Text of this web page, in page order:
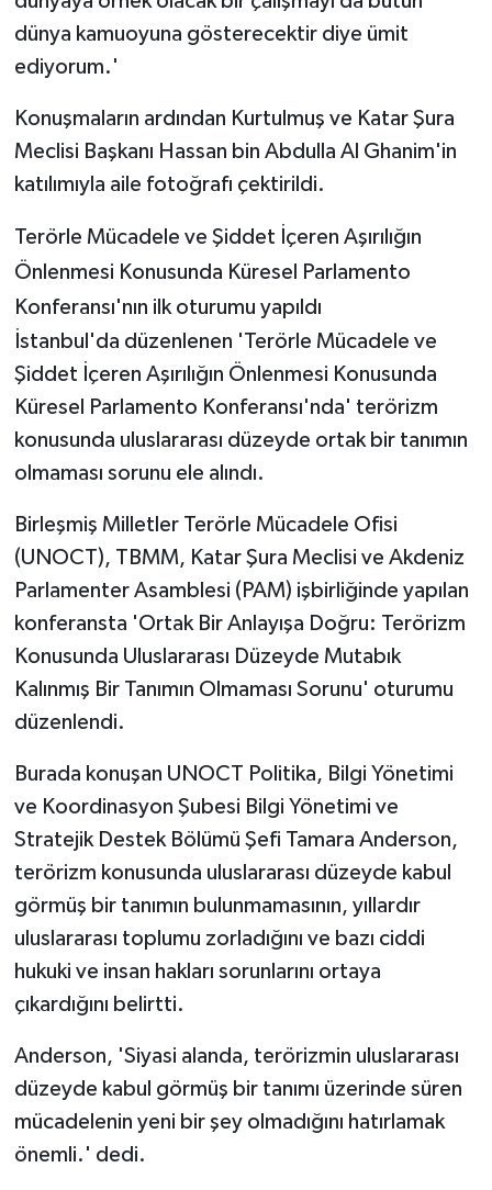
dünya kamuoyuna gösterecektir diye ümit
ediyorum.'
Konuşmaların ardından Kurtulmuş ve Katar Şura
Meclisi Başkanı Hassan bin Abdulla Al Ghanim'in
katılımıyla aile fotoğrafı çektirildi.
Terörle Mücadele ve Şiddet İçeren Aşırılığın
Önlenmesi Konusunda Küresel Parlamento
Konferansı'nın ilk oturumu yapıldı
İstanbul'da düzenlenen 'Terörle Mücadele ve
Şiddet İçeren Aşırılığın Önlenmesi Konusunda
Küresel Parlamento Konferansı'nda' terörizm
konusunda uluslararası düzeyde ortak bir tanımın
olmaması sorunu ele alındı.
Birleşmiş Milletler Terörle Mücadele Ofisi
(UNOCT), TBMM, Katar Şura Meclisi ve Akdeniz
Parlamenter Asamblesi (PAM) işbirliğinde yapılan
konferansta 'Ortak Bir Anlayışa Doğru: Terörizm
Konusunda Uluslararası Düzeyde Mutabık
Kalınmış Bir Tanımın Olmaması Sorunu' oturumu
düzenlendi.
Burada konuşan UNOCT Politika, Bilgi Yönetimi
ve Koordinasyon Şubesi Bilgi Yönetimi ve
Stratejik Destek Bölümü Şefi Tamara Anderson,
terörizm konusunda uluslararası düzeyde kabul
görmüş bir tanımın bulunmamasının, yıllardır
uluslararası toplumu zorladığını ve bazı ciddi
hukuki ve insan hakları sorunlarını ortaya
çıkardığını belirtti.
Anderson, 'Siyasi alanda, terörizmin uluslararası
düzeyde kabul görmüş bir tanımı üzerinde süren
mücadelenin yeni bir şey olmadığını hatırlamak
önemli.' dedi.